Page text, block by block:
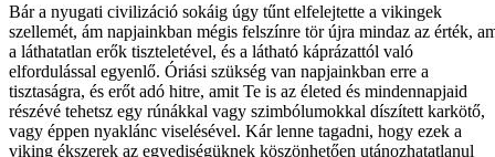
Bár a nyugati civilizáció sokáig úgy tűnt elfelejtette a vikingek
szellemét, ám napjainkban mégis felszínre tör újra mindaz az érték,
a láthatatlan erők tiszteletével, és a látható káprázattól való
elfordulással egyenlő. Óriási szükség van napjainkban erre a
tisztaságra, és erőt adó hitre, amit Te is az életed és mindennapjaid
részévé tehetsz egy rúnákkal vagy szimbólumokkal díszített karkötő,
vagy éppen nyaklánc viselésével. Kár lenne tagadni, hogy ezek a
viking ékszerek az egyediségüknek köszönhetően utánozhatatlanul